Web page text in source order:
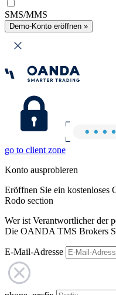
SMS/MMS
Demo-Konto eröffnen »
go to client zone
Konto ausprobieren
Eröffnen Sie ein
Rodo section
Wer ist Verantwortlicher der
Die OANDA TMS Brokers
E-Mail-Adresse